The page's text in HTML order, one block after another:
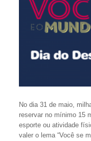
No dia 31 de maio,
reservar no mínimo 15
esporte ou atividade
valer o lema “Você se